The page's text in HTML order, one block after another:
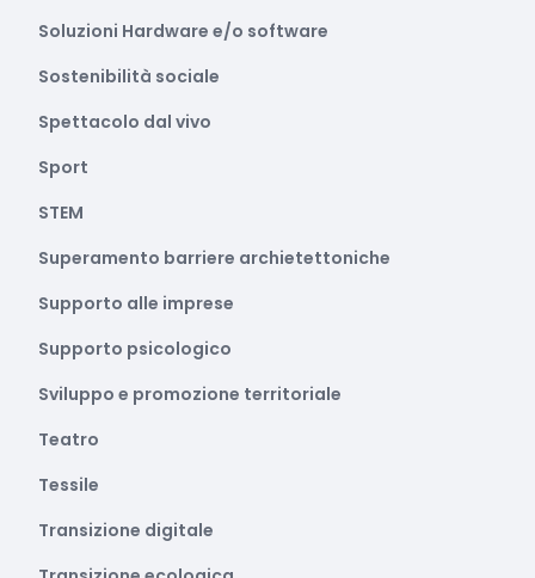
Soluzioni Hardware e/o software
Sostenibilità sociale
Spettacolo dal vivo
Sport
STEM
Superamento barriere archietettoniche
Supporto alle imprese
Supporto psicologico
Sviluppo e promozione territoriale
Teatro
Tessile
Transizione digitale